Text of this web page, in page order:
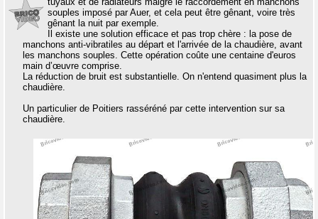
souples imposé par Auer, et cela peut être gênant, voire très
gênant la nuit par exemple.
Il existe une solution efficace et pas trop chère : la pose de
manchons anti-vibratiles au départ et l'arrivée de la chaudière, avant
les manchons souples. Cette opération coûte une centaine d'euros
main d’œuvre comprise.
La réduction de bruit est substantielle. On n'entend quasiment plus la
chaudière.
Un particulier de Poitiers rasséréné par cette intervention sur sa
chaudière.